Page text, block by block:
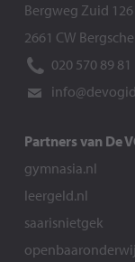
Bergweg Zuid 126
2661 CW
020 570 89 81
Partners van De
gymnasia.nl
leergeld.nl
saarisnietgek